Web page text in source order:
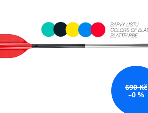
690 Kč
–0 %